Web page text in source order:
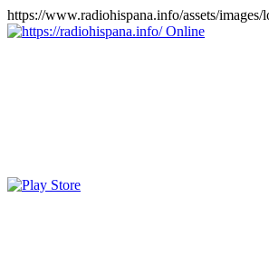
https://www.radiohispana.info/assets/
Online